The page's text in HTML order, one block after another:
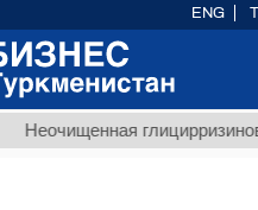
глицирризиновая
ENG